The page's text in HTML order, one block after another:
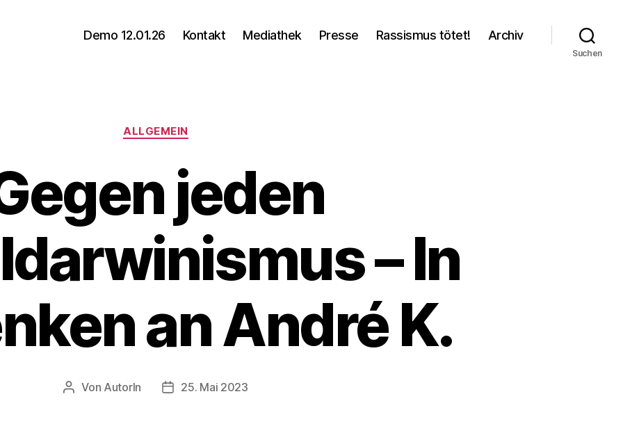
Demo 12.01.26 Kontakt Mediathek Presse Rassismus tötet! Archiv
Suchen
Kategorien
ALLGEMEIN
jeden
– In
an André K.
Beitragsautor
Von AutorIn Veröffentlichungsdatum
25. Mai 2023